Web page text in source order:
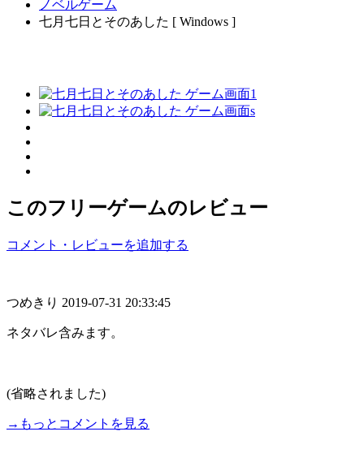
ノベルゲーム
七月七日とそのあした [ Windows ]
このフリーゲームのレビュー
コメント・レビューを追加する
つめきり 2019-07-31 20:33:45
ネタバレ含みます。
(省略されました)
→もっとコメントを見る